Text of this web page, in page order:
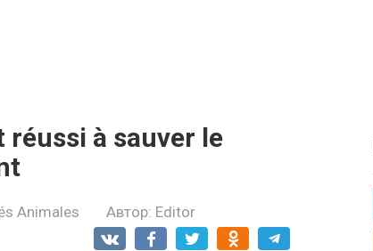
réussi à sаuvеr le
Animales Автор: Editor